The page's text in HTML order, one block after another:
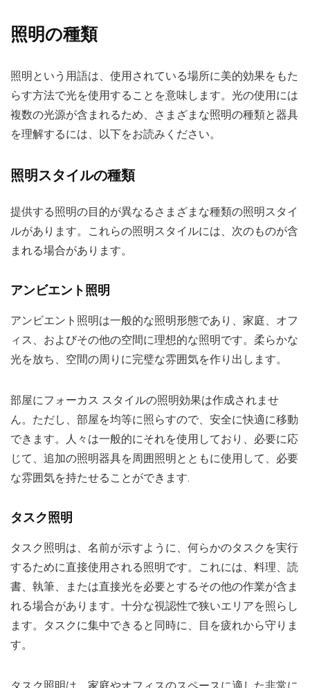
照明の種類
照明という用語は、使用されている場所に美的効果をもた
らす方法で光を使用することを意味します。光の使用には
複数の光源が含まれるため、さまざまな照明の種類と器具
を理解するには、以下をお読みください。
照明スタイルの種類
提供する照明の目的が異なるさまざまな種類の照明スタイ
ルがあります。これらの照明スタイルには、次のものが含
まれる場合があります。
アンビエント照明
アンビエント照明は一般的な照明形態であり、家庭、オフ
ィス、およびその他の空間に理想的な照明です。柔らかな
光を放ち、空間の周りに完璧な雰囲気を作り出します。
部屋にフォーカス スタイルの照明効果は作成されませ
ん。ただし、部屋を均等に照らすので、安全に快適に移動
できます。人々は一般的にそれを使用しており、必要に応
じて、追加の照明器具を周囲照明とともに使用して、必要
な雰囲気を持たせることができます.
タスク照明
タスク照明は、名前が示すように、何らかのタスクを実行
するために直接使用される照明です。これには、料理、読
書、執筆、または直接光を必要とするその他の作業が含ま
れる場合があります。十分な視認性で狭いエリアを照らし
ます。タスクに集中できると同時に、目を疲れから守りま
す。